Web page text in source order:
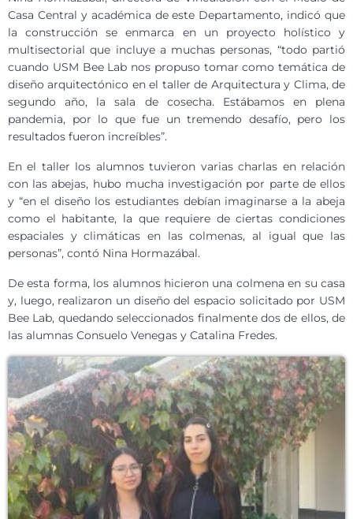
Casa Central y académica de este Departamento, indicó que
la construcción se enmarca en un proyecto holístico y
multisectorial que incluye a muchas personas, “todo partió
cuando USM Bee Lab nos propuso tomar como temática de
diseño arquitectónico en el taller de Arquitectura y Clima, de
segundo año, la sala de cosecha. Estábamos en plena
pandemia, por lo que fue un tremendo desafío, pero los
resultados fueron increíbles”.
En el taller los alumnos tuvieron varias charlas en relación
con las abejas, hubo mucha investigación por parte de ellos
y “en el diseño los estudiantes debían imaginarse a la abeja
como el habitante, la que requiere de ciertas condiciones
espaciales y climáticas en las colmenas, al igual que las
personas”, contó Nina Hormazábal.
De esta forma, los alumnos hicieron una colmena en su casa
y, luego, realizaron un diseño del espacio solicitado por USM
Bee Lab, quedando seleccionados finalmente dos de ellos, de
las alumnas Consuelo Venegas y Catalina Fredes.